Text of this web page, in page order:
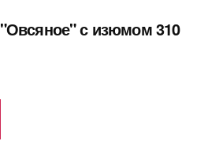
с изюмом 310